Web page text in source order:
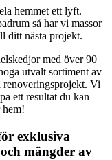
hemmet ett lyft.
så har vi massor
ditt nästa projekt.
med över 90
utvalt sortiment av
Vi
ett resultat du kan
hem!
exklusiva
mängder av